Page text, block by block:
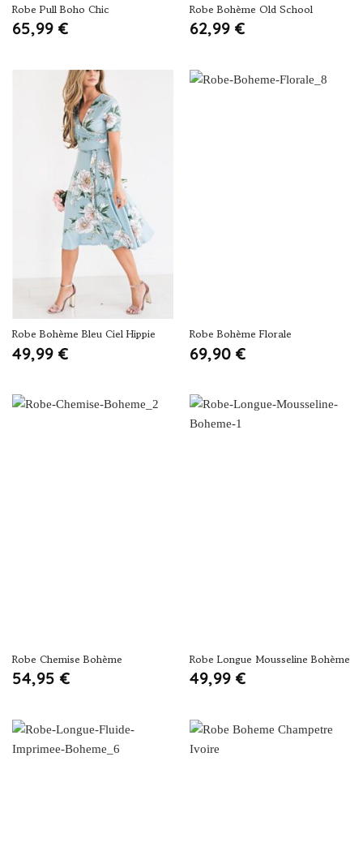
Robe Pull Boho Chic
65,99 €
Robe Bohème Old School
62,99 €
Robe Bohème Bleu Ciel Hippie
49,99 €
Robe Bohème Florale
69,90 €
Robe Chemise Bohème
54,95 €
Robe Longue Mousseline Bohème
49,99 €